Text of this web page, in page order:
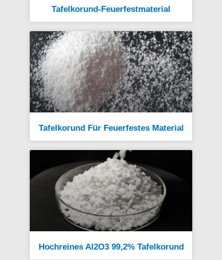
Tafelkorund-Feuerfestmaterial
Tafelkorund Für Feuerfestes Material
Hochreines Al2O3 99,2% Tafelkorund